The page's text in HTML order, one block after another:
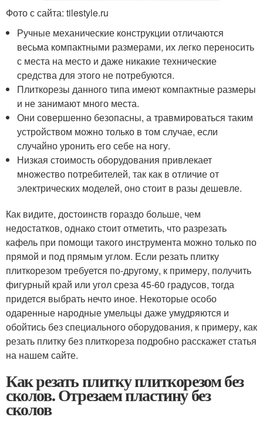
Фото с сайта: tilestyle.ru
Ручные механические конструкции отличаются
весьма компактными размерами, их легко переносить
с места на место и даже никакие технические
средства для этого не потребуются.
Плиткорезы данного типа имеют компактные размеры
и не занимают много места.
Они совершенно безопасны, а травмироваться таким
устройством можно только в том случае, если
случайно уронить его себе на ногу.
Низкая стоимость оборудования привлекает
множество потребителей, так как в отличие от
электрических моделей, оно стоит в разы дешевле.
Как видите, достоинств гораздо больше, чем
недостатков, однако стоит отметить, что разрезать
кафель при помощи такого инструмента можно только по
прямой и под прямым углом. Если резать плитку
плиткорезом требуется по-другому, к примеру, получить
фигурный край или угол среза 45-60 градусов, тогда
придется выбрать нечто иное. Некоторые особо
одаренные народные умельцы даже умудряются и
обойтись без специального оборудования, к примеру, как
резать плитку без плиткореза подробно расскажет статья
на нашем сайте.
Как резать плитку плиткорезом без
сколов. Отрезаем пластину без
сколов